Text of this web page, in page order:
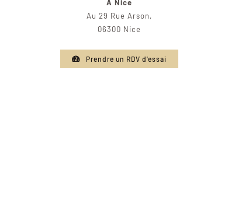
À Nice
Au 29 Rue Arson,
06300 Nice
Prendre un RDV d'essai